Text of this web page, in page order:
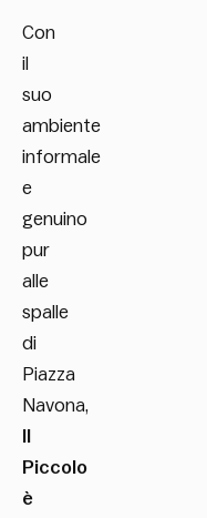
Con
il
suo
ambiente
informale
e
genuino
pur
alle
spalle
di
Piazza
Navona,
Piccolo
è